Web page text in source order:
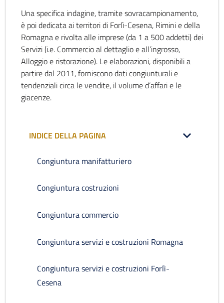
Una specifica indagine, tramite sovracampionamento,
è poi dedicata ai territori di Forlì-Cesena, Rimini e della
Romagna e rivolta alle imprese (da 1 a 500 addetti) dei
Servizi (i.e. Commercio al dettaglio e all’ingrosso,
Alloggio e ristorazione). Le elaborazioni, disponibili a
partire dal 2011, forniscono dati congiunturali e
tendenziali circa le vendite, il volume d’affari e le
giacenze.
INDICE DELLA PAGINA
Congiuntura manifatturiero
Congiuntura costruzioni
Congiuntura commercio
Congiuntura servizi e costruzioni Romagna
Congiuntura servizi e costruzioni Forlì-
Cesena